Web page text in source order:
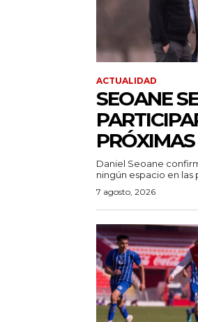
ACTUALIDAD
SEOANE
Daniel Seoane
ningún espacio en las
7 agosto, 2026